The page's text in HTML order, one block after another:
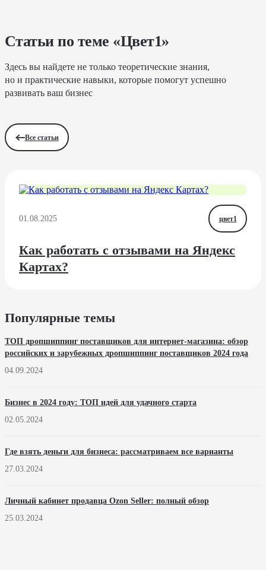
Статьи по теме «Цвет1»
Здесь вы найдете не только теоретические знания,
но и практические навыки, которые помогут успешно
развивать ваш бизнес
Все статьи
01.08.2025 цвет1
Как работать с отзывами на Яндекс
Картах?
Популярные темы
ТОП дропшиппинг поставщиков для интернет-магазина: обзор
российских и зарубежных дропшиппинг поставщиков 2024 года
04.09.2024
Бизнес в 2024 году: ТОП идей для удачного старта
02.05.2024
Где взять деньги для бизнеса: рассматриваем все варианты
27.03.2024
Личный кабинет продавца Ozon Seller: полный обзор
25.03.2024